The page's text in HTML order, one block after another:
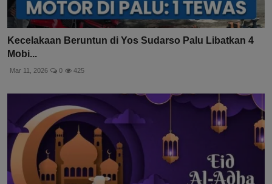
Kecelakaan Beruntun di Yos Sudarso Palu Libatkan 4
Mobi...
Mar 11, 2026 0 425